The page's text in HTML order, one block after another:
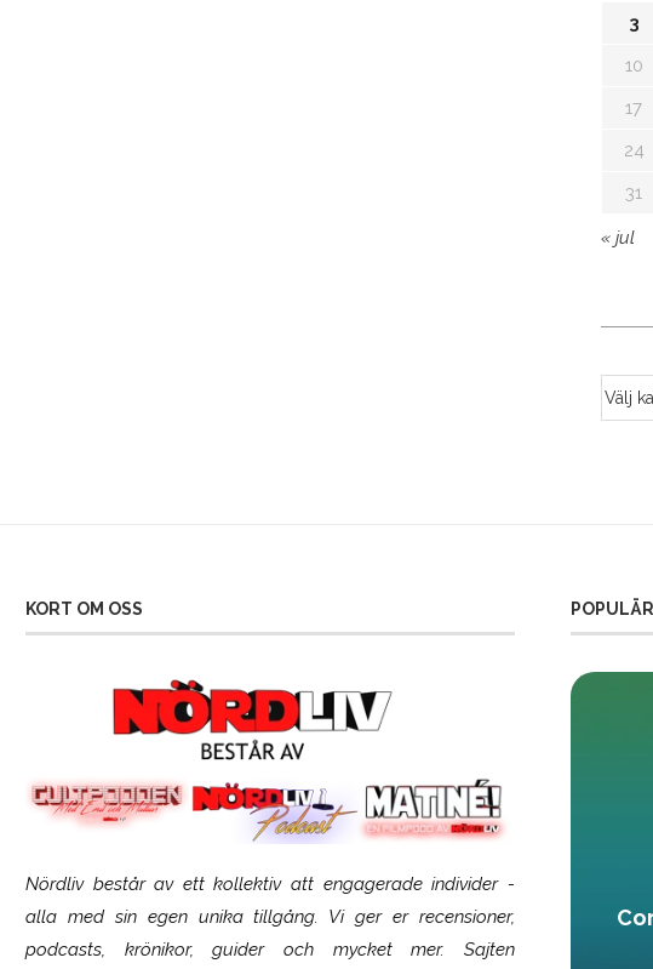
3
10
17
24
31
« jul
KORT OM OSS
Nördliv består av ett kollektiv att engagerade individer -
alla med sin egen unika tillgång. Vi ger er recensioner,
podcasts, krönikor, guider och mycket mer. Sajten
SCUF Gaming Omega